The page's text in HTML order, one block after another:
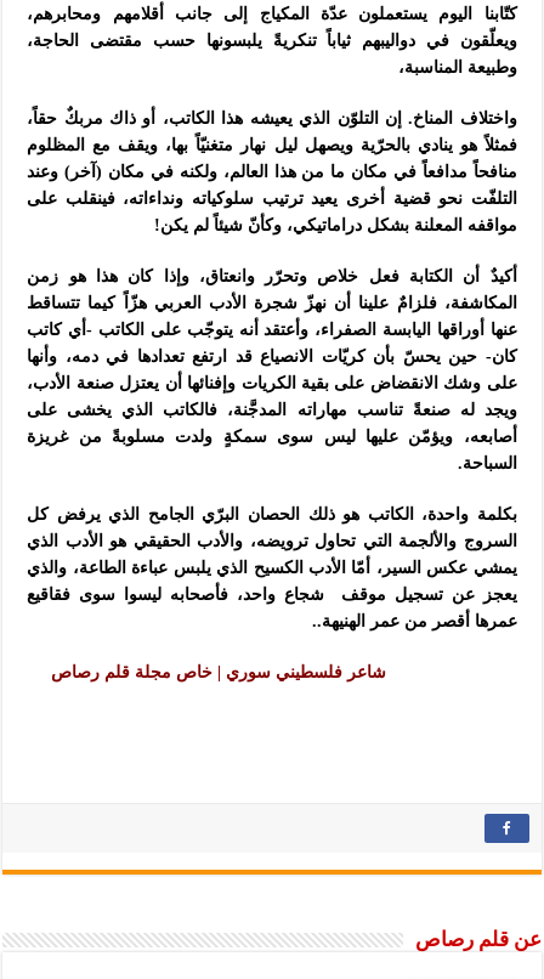
كتّابنا اليوم يستعملون عدّة المكياج إلى جانب أقلامهم ومحابرهم،
ويعلّقون في دواليبهم ثياباً تنكريةً يلبسونها حسب مقتضى الحاجة،
وطبيعة المناسبة،
واختلاف المناخ. إن التلوّن الذي يعيشه هذا الكاتب، أو ذاك مربكٌ حقاً،
فمثلاً هو ينادي بالحرّية ويصهل ليل نهار متغنيّاً بها، ويقف مع المظلوم
منافحاً مدافعاً في مكان ما من هذا العالم، ولكنه في مكان (آخر) وعند
التلفّت نحو قضية أخرى يعيد ترتيب سلوكياته ونداءاته، فينقلب على
مواقفه المعلنة بشكل دراماتيكي، وكأنّ شيئاً لم يكن!
أكيدٌ أن الكتابة فعل خلاص وتحرّر وانعتاق، وإذا كان هذا هو زمن
المكاشفة، فلزامٌ علينا أن نهزّ شجرة الأدب العربي هزّاً كيما تتساقط
عنها أوراقها اليابسة الصفراء، وأعتقد أنه يتوجّب على الكاتب -أي كاتب
كان- حين يحسّ بأن كريّات الانصياع قد ارتفع تعدادها في دمه، وأنها
على وشك الانقضاض على بقية الكريات وإفنائها أن يعتزل صنعة الأدب،
ويجد له صنعةً تناسب مهاراته المدجَّنة، فالكاتب الذي يخشى على
أصابعه، ويؤمّن عليها ليس سوى سمكةٍ ولدت مسلوبةً من غريزة
السباحة.
بكلمة واحدة، الكاتب هو ذلك الحصان البرّي الجامح الذي يرفض كل
السروج والألجمة التي تحاول ترويضه، والأدب الحقيقي هو الأدب الذي
يمشي عكس السير، أمّا الأدب الكسيح الذي يلبس عباءة الطاعة، والذي
يعجز عن تسجيل موقف شجاع واحد، فأصحابه ليسوا سوى فقاقيع
عمرها أقصر من عمر الهنيهة..
شاعر فلسطيني سوري | خاص مجلة قلم رصاص
عن قلم رصاص